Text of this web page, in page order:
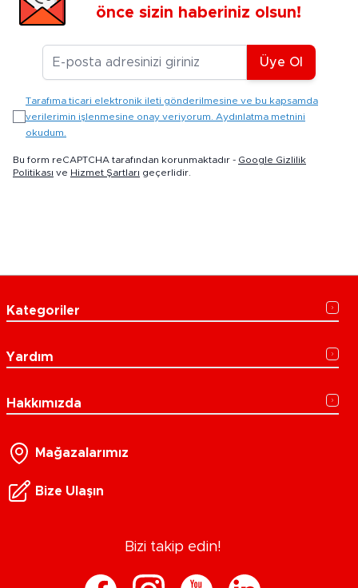
önce sizin haberiniz olsun!
E-posta Adresiniz
Üye Ol
Tarafıma ticari elektronik ileti gönderilmesine ve bu kapsamda
verilerimin işlenmesine onay veriyorum. Aydınlatma metnini
okudum.
Bu form reCAPTCHA tarafından korunmaktadır - Google Gizlilik
Politikası ve Hizmet Şartları geçerlidir.
Kategoriler
Yardım
Hakkımızda
Mağazalarımız
Bize Ulaşın
Bizi takip edin!